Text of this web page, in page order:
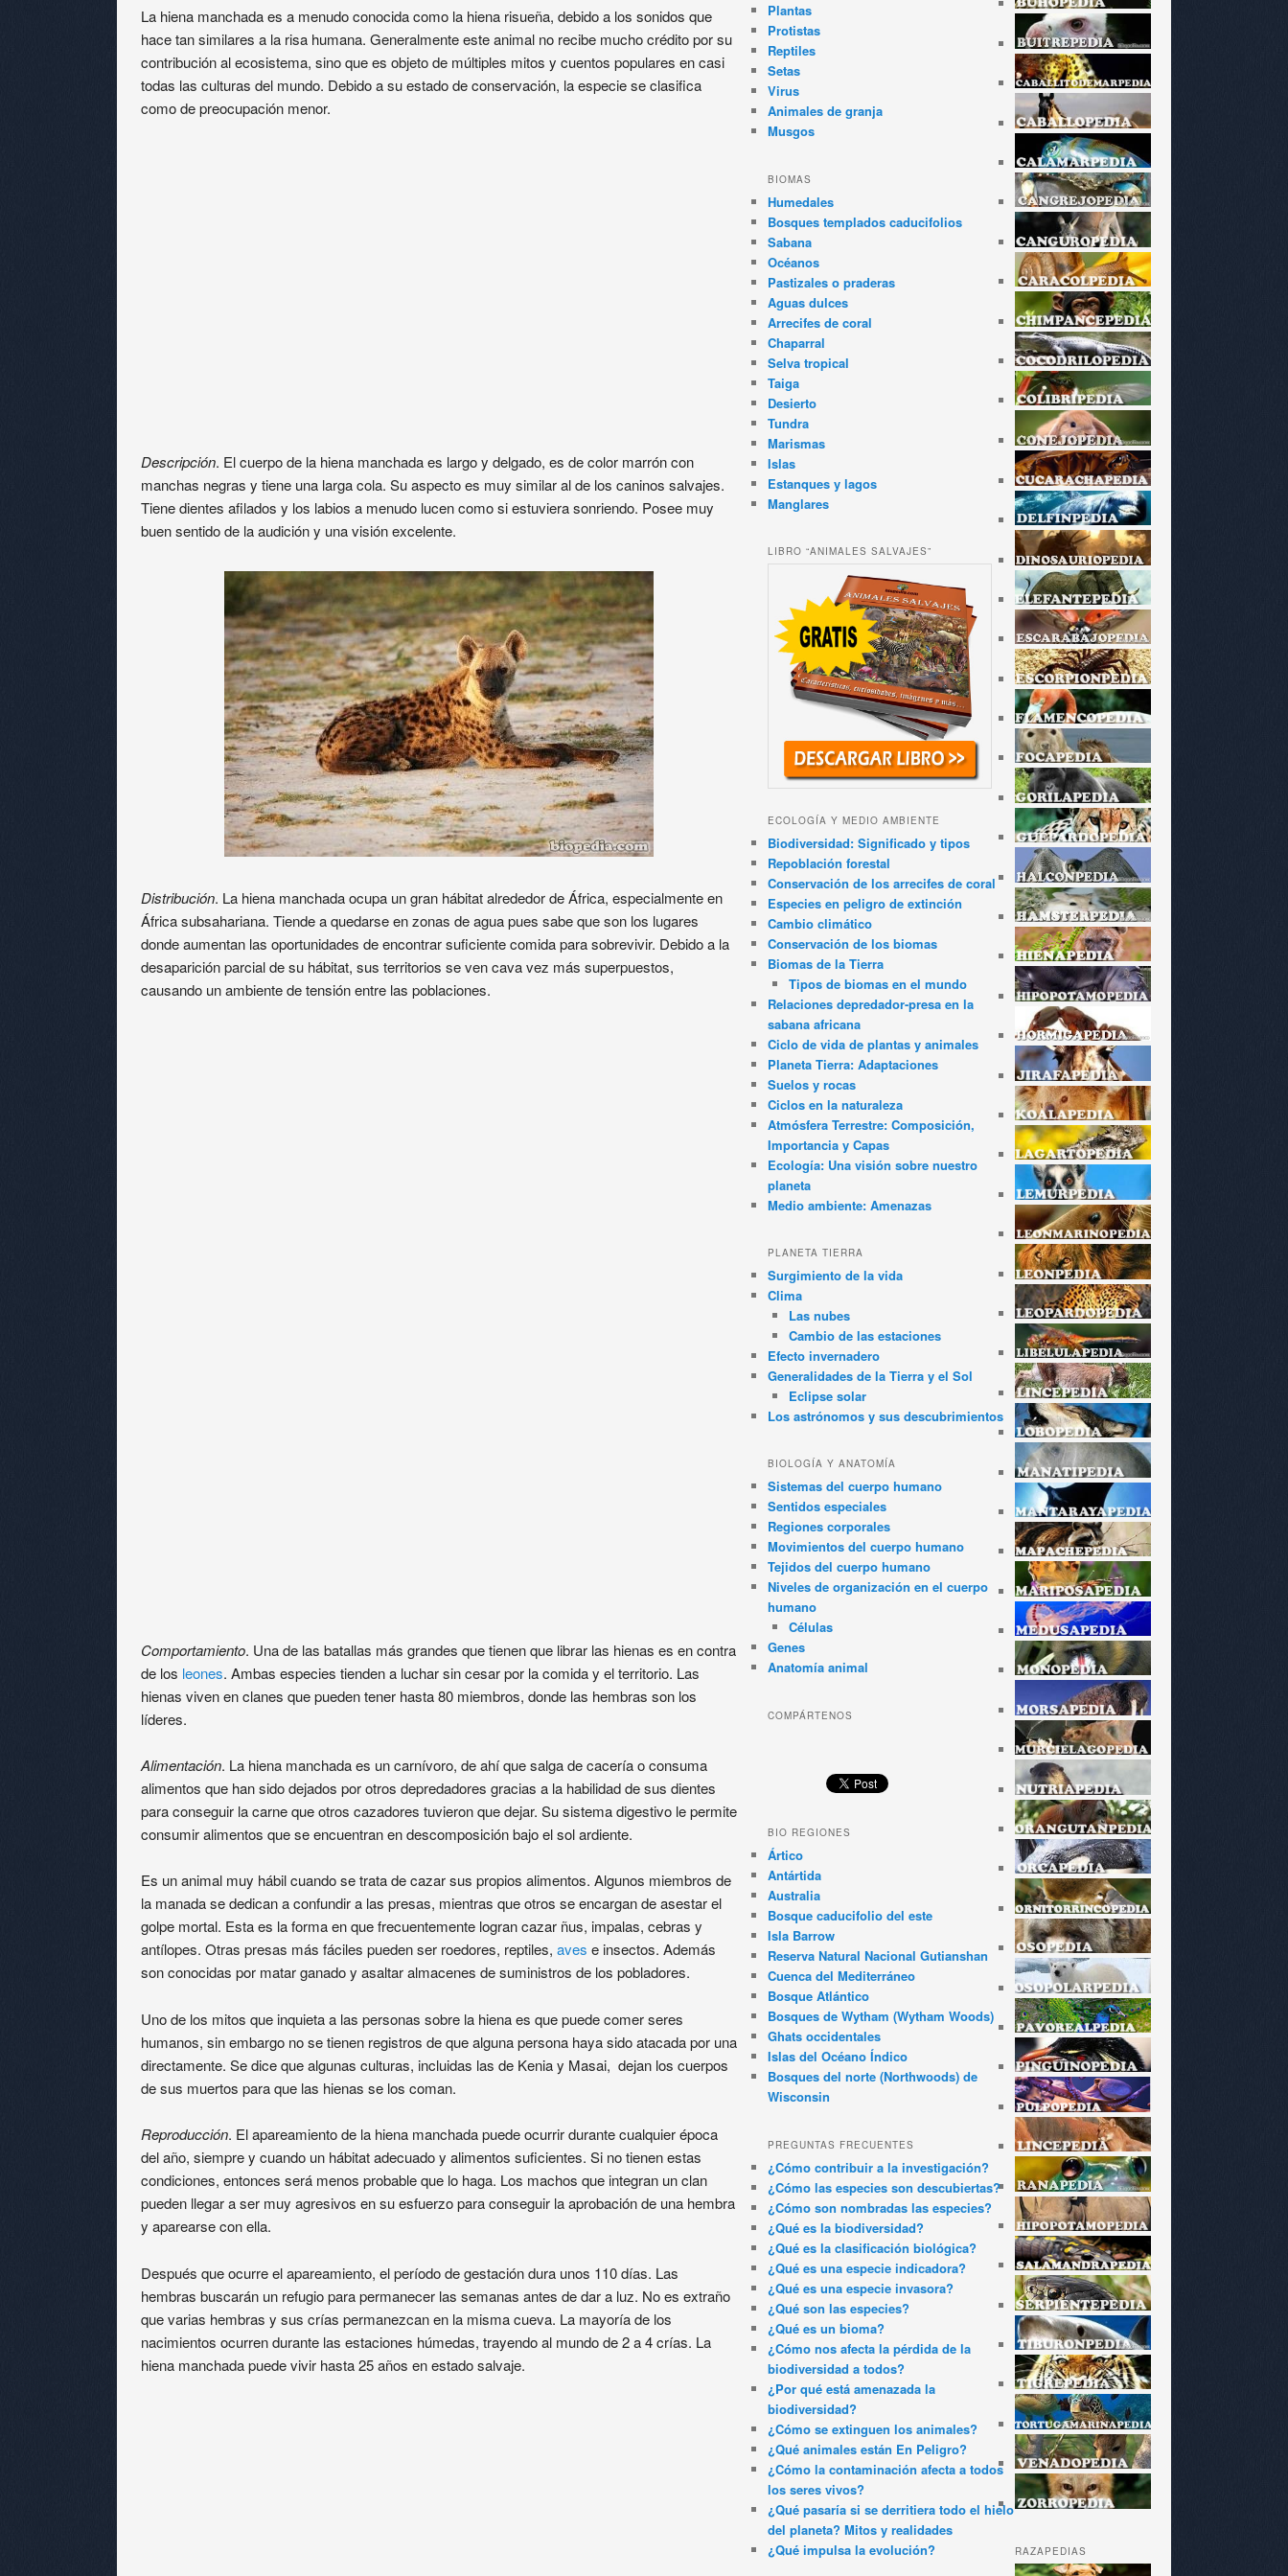
La hiena manchada es a menudo conocida como la hiena risueña, debido a los sonidos que
hace tan similares a la risa humana. Generalmente este animal no recibe mucho crédito por su
contribución al ecosistema, sino que es objeto de múltiples mitos y cuentos populares en casi
todas las culturas del mundo. Debido a su estado de conservación, la especie se clasifica
como de preocupación menor.
Descripción. El cuerpo de la hiena manchada es largo y delgado, es de color marrón con
manchas negras y tiene una larga cola. Su aspecto es muy similar al de los caninos salvajes.
Tiene dientes afilados y los labios a menudo lucen como si estuviera sonriendo. Posee muy
buen sentido de la audición y una visión excelente.
Distribución. La hiena manchada ocupa un gran hábitat alrededor de África, especialmente en
África subsahariana. Tiende a quedarse en zonas de agua pues sabe que son los lugares
donde aumentan las oportunidades de encontrar suficiente comida para sobrevivir. Debido a la
desaparición parcial de su hábitat, sus territorios se ven cava vez más superpuestos,
causando un ambiente de tensión entre las poblaciones.
Comportamiento. Una de las batallas más grandes que tienen que librar las hienas es en contra
de los leones. Ambas especies tienden a luchar sin cesar por la comida y el territorio. Las
hienas viven en clanes que pueden tener hasta 80 miembros, donde las hembras son los
líderes.
Alimentación. La hiena manchada es un carnívoro, de ahí que salga de cacería o consuma
alimentos que han sido dejados por otros depredadores gracias a la habilidad de sus dientes
para conseguir la carne que otros cazadores tuvieron que dejar. Su sistema digestivo le permite
consumir alimentos que se encuentran en descomposición bajo el sol ardiente.
Es un animal muy hábil cuando se trata de cazar sus propios alimentos. Algunos miembros de
la manada se dedican a confundir a las presas, mientras que otros se encargan de asestar el
golpe mortal. Esta es la forma en que frecuentemente logran cazar ñus, impalas, cebras y
antílopes. Otras presas más fáciles pueden ser roedores, reptiles, aves e insectos. Además
son conocidas por matar ganado y asaltar almacenes de suministros de los pobladores.
Uno de los mitos que inquieta a las personas sobre la hiena es que puede comer seres
humanos, sin embargo no se tienen registros de que alguna persona haya sido atacada por una
directamente. Se dice que algunas culturas, incluidas las de Kenia y Masai, dejan los cuerpos
de sus muertos para que las hienas se los coman.
Reproducción. El apareamiento de la hiena manchada puede ocurrir durante cualquier época
del año, siempre y cuando un hábitat adecuado y alimentos suficientes. Si no tienen estas
condiciones, entonces será menos probable que lo haga. Los machos que integran un clan
pueden llegar a ser muy agresivos en su esfuerzo para conseguir la aprobación de una hembra
y aparearse con ella.
Después que ocurre el apareamiento, el período de gestación dura unos 110 días. Las
hembras buscarán un refugio para permanecer las semanas antes de dar a luz. No es extraño
que varias hembras y sus crías permanezcan en la misma cueva. La mayoría de los
nacimientos ocurren durante las estaciones húmedas, trayendo al mundo de 2 a 4 crías. La
hiena manchada puede vivir hasta 25 años en estado salvaje.
RAZAPEDIAS
Plantas
Protistas
Reptiles
Setas
Virus
Animales de granja
Musgos
BIOMAS
Humedales
Bosques templados caducifolios
Sabana
Océanos
Pastizales o praderas
Aguas dulces
Arrecifes de coral
Chaparral
Selva tropical
Taiga
Desierto
Tundra
Marismas
Islas
Estanques y lagos
Manglares
LIBRO “ANIMALES SALVAJES”
ECOLOGÍA Y MEDIO AMBIENTE
Biodiversidad: Significado y tipos
Repoblación forestal
Conservación de los arrecifes de coral
Especies en peligro de extinción
Cambio climático
Conservación de los biomas
Biomas de la Tierra
Tipos de biomas en el mundo
Relaciones depredador-presa en la
sabana africana
Ciclo de vida de plantas y animales
Planeta Tierra: Adaptaciones
Suelos y rocas
Ciclos en la naturaleza
Atmósfera Terrestre: Composición,
Importancia y Capas
Ecología: Una visión sobre nuestro
planeta
Medio ambiente: Amenazas
PLANETA TIERRA
Surgimiento de la vida
Clima
Las nubes
Cambio de las estaciones
Efecto invernadero
Generalidades de la Tierra y el Sol
Eclipse solar
Los astrónomos y sus descubrimientos
BIOLOGÍA Y ANATOMÍA
Sistemas del cuerpo humano
Sentidos especiales
Regiones corporales
Movimientos del cuerpo humano
Tejidos del cuerpo humano
Niveles de organización en el cuerpo
humano
Células
Genes
Anatomía animal
COMPÁRTENOS
BIO REGIONES
Ártico
Antártida
Australia
Bosque caducifolio del este
Isla Barrow
Reserva Natural Nacional Gutianshan
Cuenca del Mediterráneo
Bosque Atlántico
Bosques de Wytham (Wytham Woods)
Ghats occidentales
Islas del Océano Índico
Bosques del norte (Northwoods) de
Wisconsin
PREGUNTAS FRECUENTES
¿Cómo contribuir a la investigación?
¿Cómo las especies son descubiertas?
¿Cómo son nombradas las especies?
¿Qué es la biodiversidad?
¿Qué es la clasificación biológica?
¿Qué es una especie indicadora?
¿Qué es una especie invasora?
¿Qué son las especies?
¿Qué es un bioma?
¿Cómo nos afecta la pérdida de la
biodiversidad a todos?
¿Por qué está amenazada la
biodiversidad?
¿Cómo se extinguen los animales?
¿Qué animales están En Peligro?
¿Cómo la contaminación afecta a todos
los seres vivos?
¿Qué pasaría si se derritiera todo el hielo
del planeta? Mitos y realidades
¿Qué impulsa la evolución?